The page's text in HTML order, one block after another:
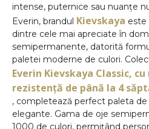
intense, puternice sau nuanțe
Everin, brandul Kievskaya este
dintre cele mai apreciate în
semipermanente, datorită
paletei moderne de culori.
Everin Kievskaya Classic,
rezistență de până la 4
, completează perfect paleta
elegante. Gama de oje
1000 de culori, permițând